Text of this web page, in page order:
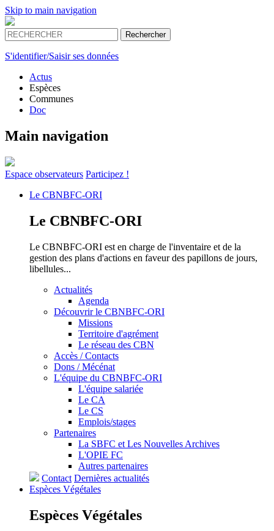
Skip to main navigation
S'identifier/Saisir ses données
Actus
Espèces
Communes
Doc
Main navigation
Espace observateurs Participez !
Le CBNBFC-ORI
Le CBNBFC-ORI
Le CBNBFC-ORI est en charge de l'inventaire et de la
gestion des plans d'actions en faveur des papillons de jours,
libellules...
Actualités
Agenda
Découvrir le CBNBFC-ORI
Missions
Territoire d'agrément
Le réseau des CBN
Accès / Contacts
Dons / Mécénat
L'équipe du CBNBFC-ORI
L'équipe salariée
Le CA
Le CS
Emplois/stages
Partenaires
La SBFC et Les Nouvelles Archives
L'OPIE FC
Autres partenaires
Contact Dernières actualités
Espèces Végétales
Espèces Végétales